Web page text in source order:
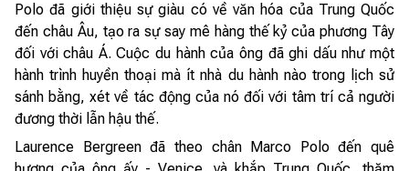
Polo đã giới thiệu sự giàu có về văn hóa của Trung Quốc
đến châu Âu, tạo ra sự say mê hàng thế kỷ của phương Tây
đối với châu Á. Cuộc du hành của ông đã ghi dấu như một
hành trình huyền thoại mà ít nhà du hành nào trong lịch sử
sánh bằng, xét về tác động của nó đối với tâm trí cả người
đương thời lẫn hậu thế.
Laurence Bergreen đã theo chân Marco Polo đến quê